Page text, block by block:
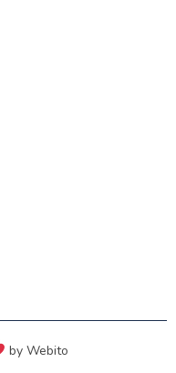
by Webito